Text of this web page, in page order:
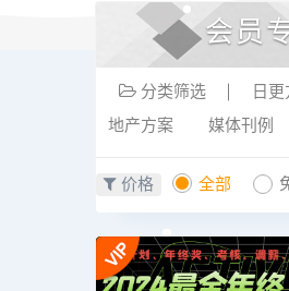
会员
分类筛选 日
地产方案 媒体刊例
价格 全部